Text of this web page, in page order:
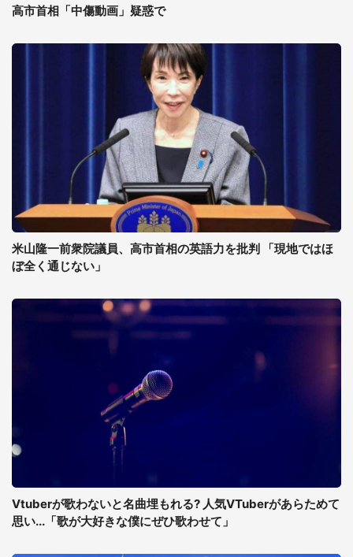
高市首相「中傷動画」疑惑で
米山隆一前衆院議員、高市首相の英語力を批判 「現地ではほ
ぼ全く通じない」
Vtuberが歌わないと名曲埋もれる? 人気VTuberがあらためて
思い...「歌が大好きな僕にぜひ歌わせて」